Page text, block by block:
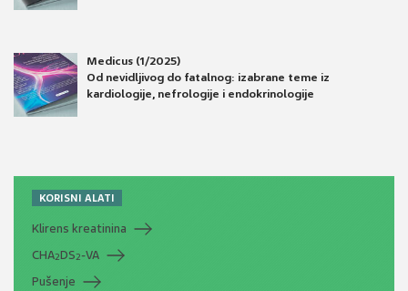
Medicus (1/2025)
Od nevidljivog do fatalnog: izabrane teme iz
kardiologije, nefrologije i endokrinologije
KORISNI ALATI
Klirens kreatinina
CHA2DS2-VA
Pušenje